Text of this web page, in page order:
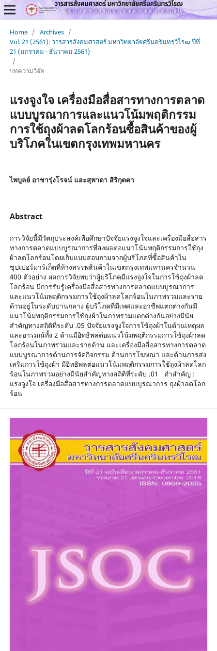
Home / Archives /
Vol. 21 (2561): วารสารสังคมศาสตร์ มหาวิทยาลัยศรีนครินทรวิโรฒ ปีที่
21 (มกราคม - ธันวาคม 2561)
/
บทความวิจัย
แรงจูงใจ เครื่องมือสื่อสารทางการตลาด
แบบบูรณาการและแนวโน้มพฤติกรรม
การใช้ถุงผ้าลดโลกร้อนซื้อสินค้าของผู้
บริโภคในเขตกรุงเทพมหานคร
ไพบูลย์ อาชารุ่งโรจน์ และสุพาดา สิริกุตตา
Abstract
การวิจัยนี้มีวัตถุประสงค์เพื่อศึกษาปัจจัยแรงจูงใจและเครื่องมือสื่อสาร
ทางการตลาดแบบบูรณาการที่ส่งผลต่อแนวโน้มพฤติกรรมการใช้ถุง
ผ้าลดโลกร้อนโดยเก็บแบบสอบถามจากผู้บริโภคที่ซื้อสินค้าใน
ซุปเปอร์มาร์เก็ตที่ห้างสรรพสินค้าในเขตกรุงเทพมหานครจำนวน
400 ตัวอย่าง ผลการวิจัยพบว่าผู้บริโภคมีแรงจูงใจในการใช้ถุงผ้าลด
โลกร้อน มีการรับรู้เครื่องมือสื่อสารทางการตลาดแบบบูรณาการ
และแนวโน้มพฤติกรรมการใช้ถุงผ้าลดโลกร้อนในภาพรวมและราย
ด้านอยู่ในระดับปานกลาง ผู้บริโภคที่มีเพศและอาชีพแตกต่างกันมี
แนวโน้มพฤติกรรมการใช้ถุงผ้าในภาพรวมแตกต่างกันอย่างมีนัย
สำคัญทางสถิติที่ระดับ .05 ปัจจัยแรงจูงใจการใช้ถุงผ้าในด้านเหตุผล
และอารมณ์ทั้ง 2 ด้านมีอิทธิพลต่อแนวโน้มพฤติกรรมการใช้ถุงผ้าลด
โลกร้อนในภาพรวมและรายด้าน และเครื่องมือสื่อสารทางการตลาด
แบบบูรณาการด้านการจัดกิจกรรม ด้านการโฆษณา และด้านการส่ง
เสริมการใช้ถุงผ้า มีอิทธิพลต่อแนวโน้มพฤติกรรมการใช้ถุงผ้าลดโลก
ร้อนในภาพรวมอย่างมีนัยสำคัญทางสถิติที่ระดับ .01 คำสำคัญ :
แรงจูงใจ เครื่องมือสื่อสารทางการตลาดแบบบูรณาการ ถุงผ้าลดโลก
ร้อน